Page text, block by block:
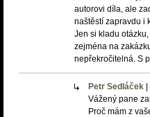
autorovi díla, ale
naštěstí zapravdu i
Jen si kladu
zejména na
nepřekročitelná. S
Petr Sedláček
Vážený pane
Proč mám z